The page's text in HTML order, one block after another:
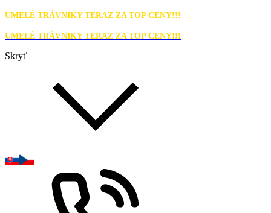
UMELÉ TRÁVNIKY TERAZ ZA TOP CENY!!!
UMELÉ TRÁVNIKY TERAZ ZA TOP CENY!!!
Skryť